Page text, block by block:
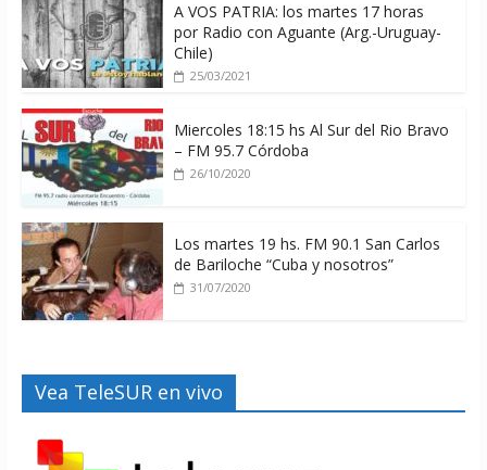
A VOS PATRIA: los martes 17 horas
por Radio con Aguante (Arg.-Uruguay-
Chile)
25/03/2021
Miercoles 18:15 hs Al Sur del Rio Bravo
– FM 95.7 Córdoba
26/10/2020
Los martes 19 hs. FM 90.1 San Carlos
de Bariloche “Cuba y nosotros”
31/07/2020
Vea TeleSUR en vivo